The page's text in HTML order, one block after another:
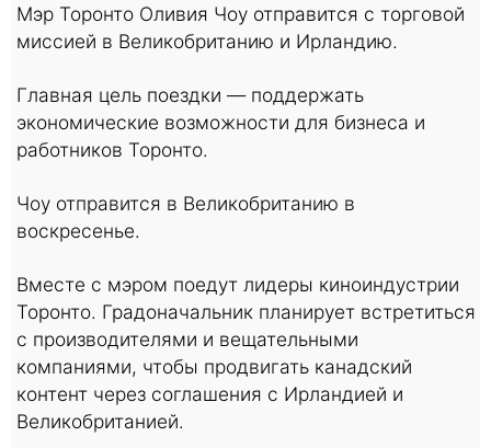
Мэр Торонто Оливия Чоу отправится с торговой
миссией в Великобританию и Ирландию.
Главная цель поездки — поддержать
экономические возможности для бизнеса и
работников Торонто.
Чоу отправится в Великобританию в
воскресенье.
Вместе с мэром поедут лидеры киноиндустрии
Торонто. Градоначальник планирует встретиться
с производителями и вещательными
компаниями, чтобы продвигать канадский
контент через соглашения с Ирландией и
Великобританией.